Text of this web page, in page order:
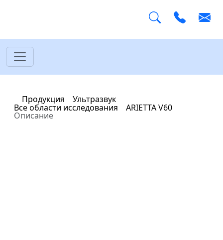
Главная
Продукция Ультразвук
Все области исследования ARIETTA V60
Описание